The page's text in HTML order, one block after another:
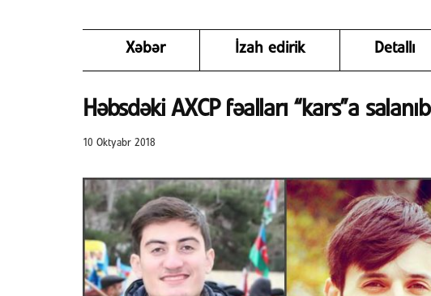
Xəbər İzah edirik Detallı
Həbsdəki AXCP fəalları “kars”a salanıb
10 Oktyabr 2018